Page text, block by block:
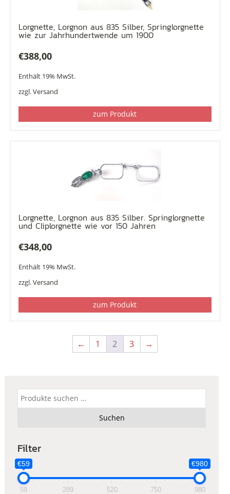
Lorgnette, Lorgnon aus 835 Silber, Springlorgnette
wie zur Jahrhundertwende um 1900
€388,00
Enthält 19% MwSt.
zzgl.Versand
zum Produkt
Lorgnette, Lorgnon aus 835 Silber. Springlorgnette
und Cliplorgnette wie vor 150 Jahren
€348,00
Enthält 19% MwSt.
zzgl.Versand
zum Produkt
← 1 2 3 →
Suchen
nach:
Suchen
Filter
€59 €980
59 289 520 750 980